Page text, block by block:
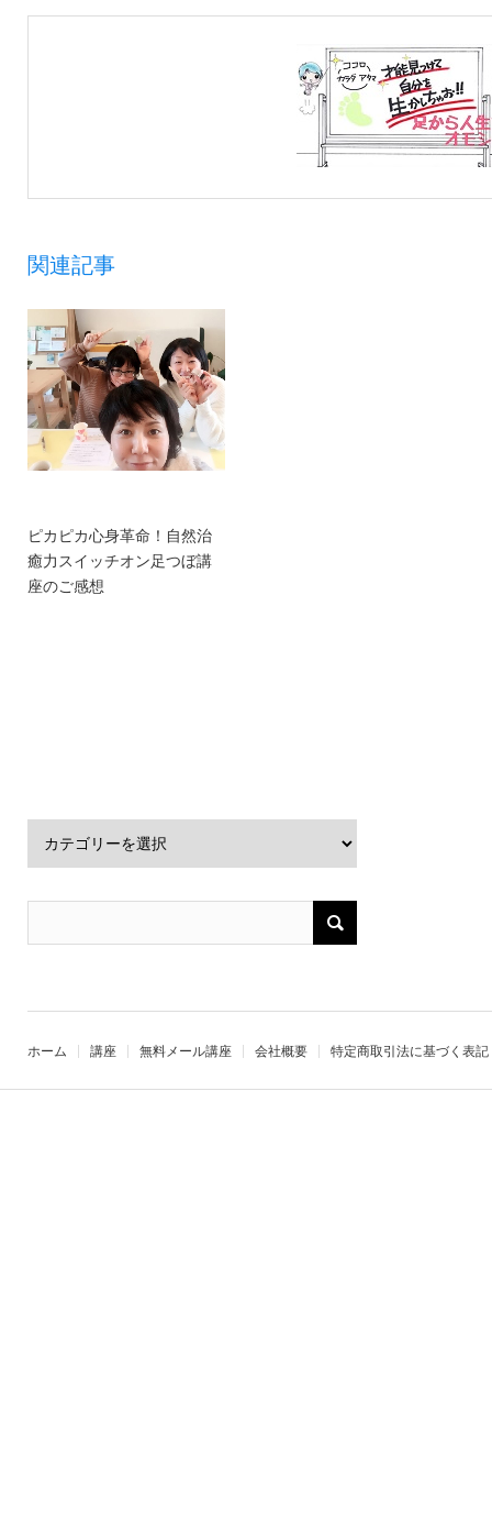
関連記事
ピカピカ心身革命！自然治
癒力スイッチオン足つぼ講
座のご感想
ホーム 講座 無料メール講座 会社概要 特定商取引法に基づく表記